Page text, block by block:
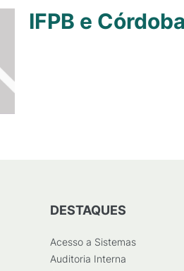
IFPB e
DESTAQUES
Acesso a Sistemas
Auditoria Interna